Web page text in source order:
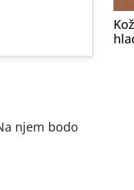
njem bodo